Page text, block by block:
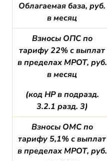
Облагаемая база, руб.
в месяц
Взносы ОПС по
тарифу 22% с выплат
в пределах МРОТ, руб.
в месяц
(код НР в подразд.
3.2.1 разд. 3)
Взносы ОМС по
тарифу 5,1% с выплат
в пределах МРОТ, руб.